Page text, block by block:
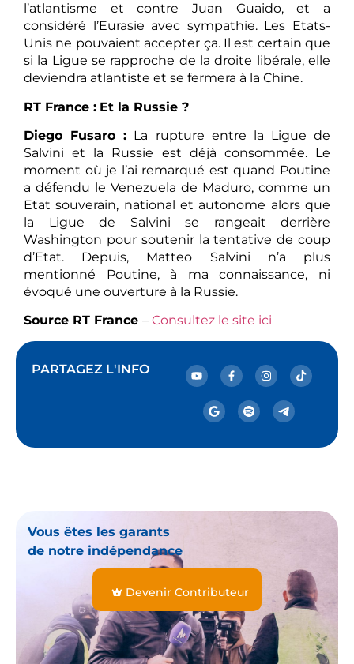
l’atlantisme et contre Juan Guaido, et a
considéré l’Eurasie avec sympathie. Les Etats-
Unis ne pouvaient accepter ça. Il est certain que
si la Ligue se rapproche de la droite libérale, elle
deviendra atlantiste et se fermera à la Chine.
RT France : Et la Russie ?
Diego Fusaro : La rupture entre la Ligue de
Salvini et la Russie est déjà consommée. Le
moment où je l’ai remarqué est quand Poutine
a défendu le Venezuela de Maduro, comme un
Etat souverain, national et autonome alors que
la Ligue de Salvini se rangeait derrière
Washington pour soutenir la tentative de coup
d’Etat. Depuis, Matteo Salvini n’a plus
mentionné Poutine, à ma connaissance, ni
évoqué une ouverture à la Russie.
Source RT France – Consultez le site ici
PARTAGEZ L'INFO
Vous êtes les garants
de notre indépendance
Devenir Contributeur